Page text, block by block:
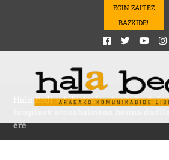
EGIN ZAITEZ
BAZKIDE!
Hala Bedi>Albisteak>Arabako
ere